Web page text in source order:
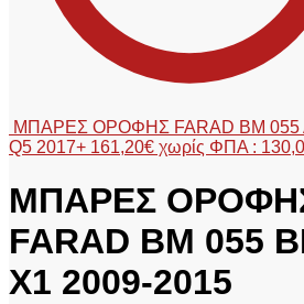
ΜΠΑΡΕΣ ΟΡΟΦΗΣ FARAD BM 055
Q5 2017+ 161,20€ χωρίς ΦΠΑ :
ΜΠΑΡΕΣ
FARAD BM 055
X1 2009-2015